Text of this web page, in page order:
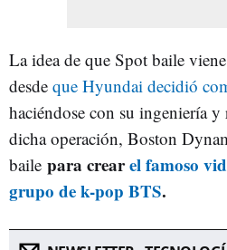
La idea de que Spot baile
desde que Hyundai decidió
haciéndose con su ingeniería y
dicha operación, Boston
baile para crearel famoso
grupo de k-pop BTS.